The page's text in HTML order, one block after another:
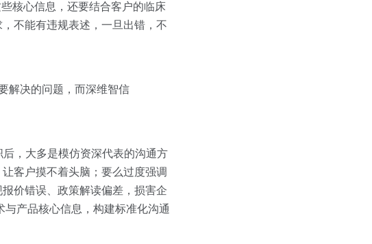
核心信息，还要结合客户的临床
不能有违规表述，一旦出错，不
解决的问题，而深维智信
，大多是模仿资深代表的沟通方
客户摸不着头脑；要么过度强调
价错误、政策解读偏差，损害企
产品核心信息，构建标准化沟通